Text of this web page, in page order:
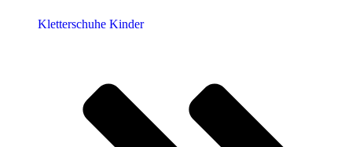
Kletterschuhe Kinder